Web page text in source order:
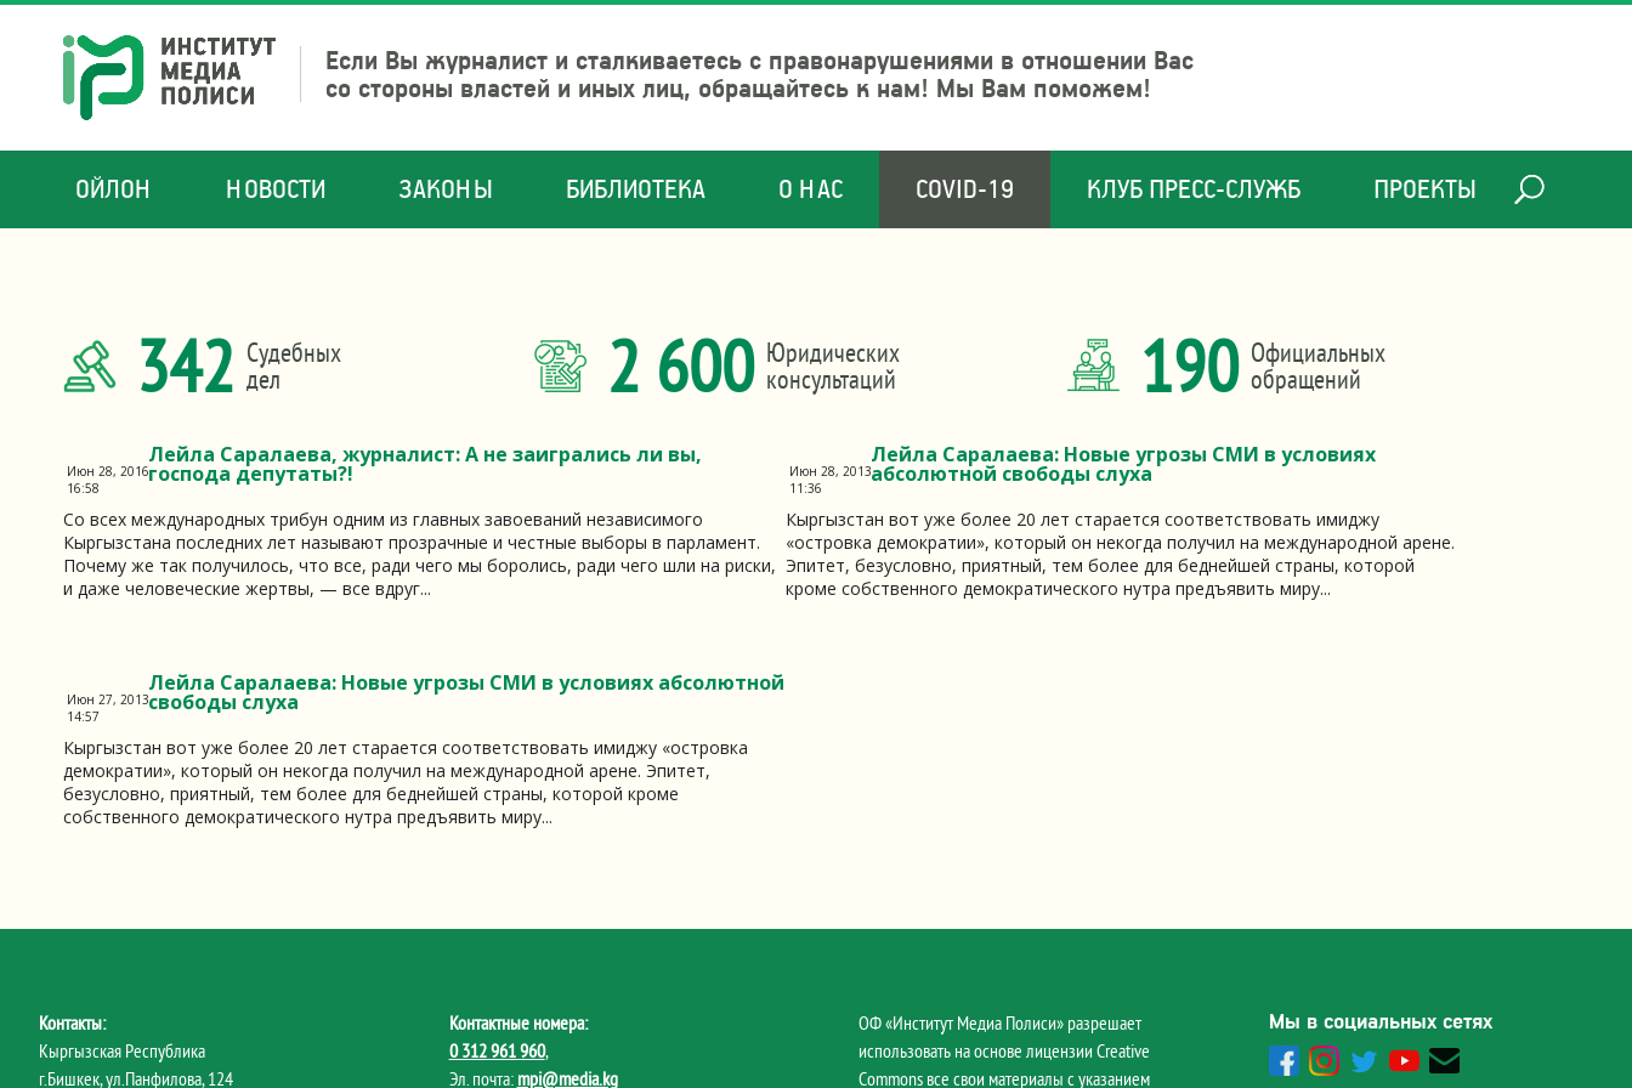
Если Вы журналист и сталкиваетесь с правонарушениями в отношении Вас
со стороны властей и иных лиц, обращайтесь к нам! Мы Вам поможем!
ОЙЛОН НОВОСТИ ЗАКОНЫ БИБЛИОТЕКА О НАС COVID-19 КЛУБ ПРЕСС-СЛУЖБ ПРОЕКТЫ
342 Судебных
дел 2 600 Юридических
консультаций 190 Официальных
обращений
Лейла Саралаева, журналист: А не заигрались ли вы,
господа депутаты?!
Июн 28, 2016
16:58
Со всех международных трибун одним из главных завоеваний независимого
Кыргызстана последних лет называют прозрачные и честные выборы в парламент.
Почему же так получилось, что все, ради чего мы боролись, ради чего шли на риски,
и даже человеческие жертвы, — все вдруг...
Лейла Саралаева: Новые угрозы СМИ в условиях
абсолютной свободы слуха
Июн 28, 2013
11:36
Кыргызстан вот уже более 20 лет старается соответствовать имиджу
«островка демократии», который он некогда получил на международной арене.
Эпитет, безусловно, приятный, тем более для беднейшей страны, которой
кроме собственного демократического нутра предъявить миру...
Лейла Саралаева: Новые угрозы СМИ в условиях абсолютной
свободы слуха
Июн 27, 2013
14:57
Кыргызстан вот уже более 20 лет старается соответствовать имиджу «островка
демократии», который он некогда получил на международной арене. Эпитет,
безусловно, приятный, тем более для беднейшей страны, которой кроме
собственного демократического нутра предъявить миру...
Контакты:
Кыргызская Республика
г.Бишкек, ул.Панфилова, 124
Контактные номера:
0 312 961 960,
Эл. почта: mpi@media.kg
ОФ «Институт Медиа Полиси» разрешает
использовать на основе лицензии Creative
Commons все свои материалы с указанием
Мы в социальных сетях